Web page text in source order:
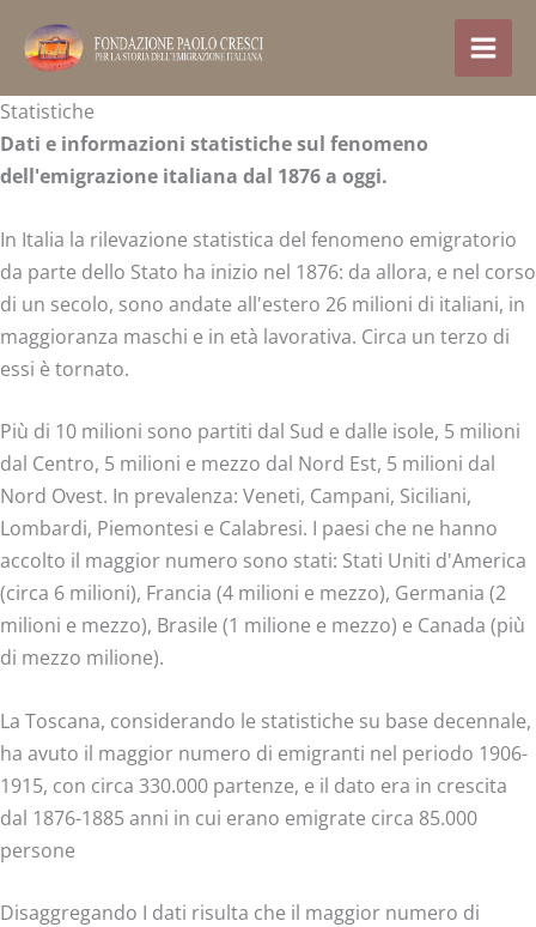
contenuto
Statistiche
Dati e informazioni statistiche sul fenomeno
dell'emigrazione italiana dal 1876 a oggi.
In Italia la rilevazione statistica del fenomeno emigratorio
da parte dello Stato ha inizio nel 1876: da allora, e nel corso
di un secolo, sono andate all'estero 26 milioni di italiani, in
maggioranza maschi e in età lavorativa. Circa un terzo di
essi è tornato.
Più di 10 milioni sono partiti dal Sud e dalle isole, 5 milioni
dal Centro, 5 milioni e mezzo dal Nord Est, 5 milioni dal
Nord Ovest. In prevalenza: Veneti, Campani, Siciliani,
Lombardi, Piemontesi e Calabresi. I paesi che ne hanno
accolto il maggior numero sono stati: Stati Uniti d'America
(circa 6 milioni), Francia (4 milioni e mezzo), Germania (2
milioni e mezzo), Brasile (1 milione e mezzo) e Canada (più
di mezzo milione).
La Toscana, considerando le statistiche su base decennale,
ha avuto il maggior numero di emigranti nel periodo 1906-
1915, con circa 330.000 partenze, e il dato era in crescita
dal 1876-1885 anni in cui erano emigrate circa 85.000
persone
Disaggregando I dati risulta che il maggior numero di